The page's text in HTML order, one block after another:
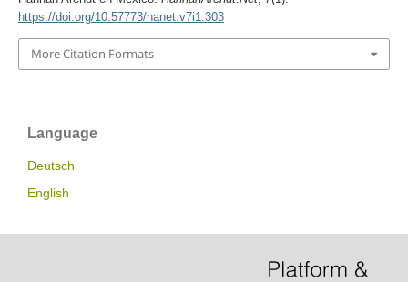
https://doi.org/10.57773/hanet.v7i1.303
More Citation Formats
Language
Deutsch
English